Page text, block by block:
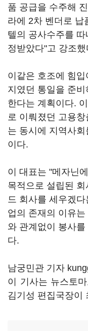
품 공급을 수주해
라에 2차 벤더로 납
텔의 공사수주를
정받았다"고 강조했
이같은 호조에 힘
지였던 통일을 준
한다는 계획이다.
로 이뤄졌던 고용
는 동시에 지역사
이다.
이 대표는 "메자닌
목적으로 설립된
드 회사를 세우겠다
업의 존재의 이유
와 관계없이 봉사
다.
남궁민관 기자
이 기사는 뉴스토
김기성 편집국장이